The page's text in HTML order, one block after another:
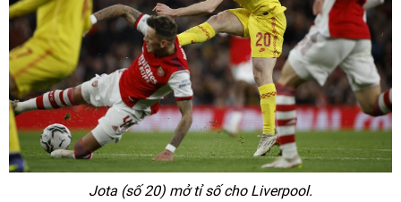
Jota (số 20) mở tỉ số cho Liverpool.